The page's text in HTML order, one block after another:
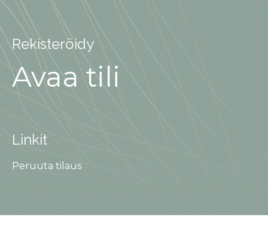
Rekisteröidy
Avaa tili
Linkit
Peruuta tilaus